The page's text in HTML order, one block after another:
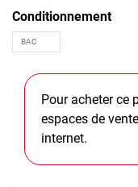
Conditionnement
Pour acheter ce
espaces de
internet.